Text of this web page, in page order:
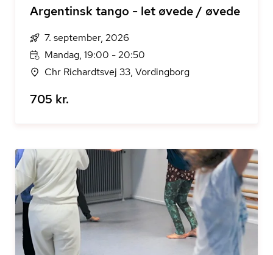
Argentinsk tango - let øvede / øvede
7. september, 2026
Mandag, 19:00 - 20:50
Chr Richardtsvej 33, Vordingborg
705 kr.